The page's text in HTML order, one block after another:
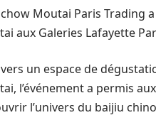
Moutai Paris Trading
aux Galeries Lafayette
un espace de
l’événement a permis
l’univers du baijiu